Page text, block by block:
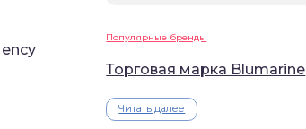
Популярные бренды
Торговая марка Blumarine
Читать далее